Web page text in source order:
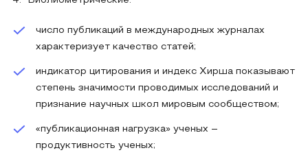
число публикаций в международных журналах
характеризует качество статей;
индикатор цитирования и индекс Хирша показывают
степень значимости проводимых исследований и
признание научных школ мировым сообществом;
«публикационная нагрузка» ученых –
продуктивность ученых;